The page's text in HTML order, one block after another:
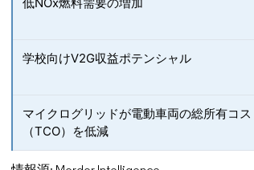
学校向けV2G収益ポテンシャル
マイクログリッドが電動車両の総所有コス
（TCO）を低減